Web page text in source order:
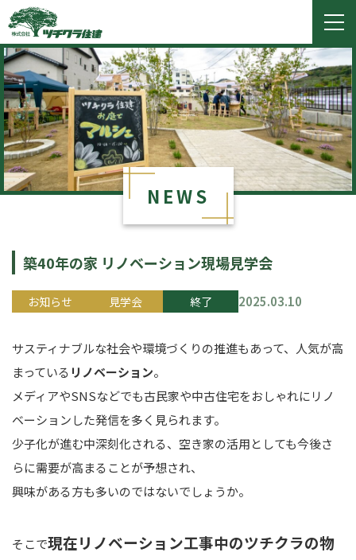
NEWS
築40年の家 リノベーション現場見学会
お知らせ 見学会 終了 2025.03.10
サスティナブルな社会や環境づくりの推進もあって、 人気が高
まっている リノベーション。
メディアやSNSなどでも古民家や中古住宅をおしゃれにリノ
ベーションした発信を多く見られます。
少子化が進む中深刻化される、空き家の活用としても今後さ
らに需要が高まることが予想され、
興味がある方も多いのではないでしょうか。
そこで現在リノベーション工事中のツチクラの物